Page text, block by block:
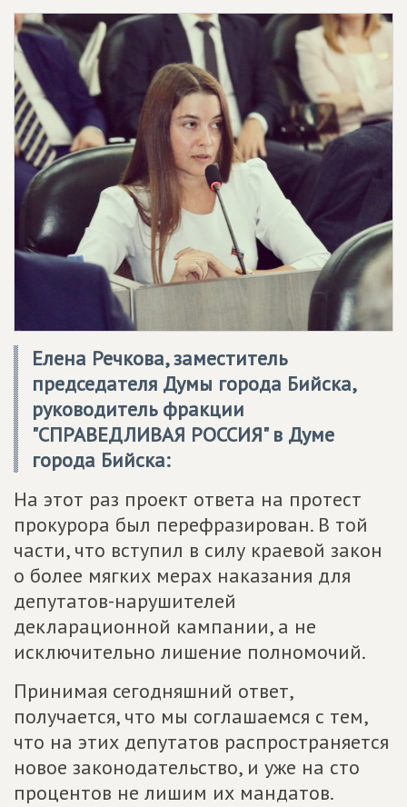
Елена Речкова, заместитель
председателя Думы города Бийска,
руководитель фракции
"СПРАВЕДЛИВАЯ РОССИЯ" в Думе
города Бийска:
На этот раз проект ответа на протест
прокурора был перефразирован. В той
части, что вступил в силу краевой закон
о более мягких мерах наказания для
депутатов-нарушителей
декларационной кампании, а не
исключительно лишение полномочий.
Принимая сегодняшний ответ,
получается, что мы соглашаемся с тем,
что на этих депутатов распространяется
новое законодательство, и уже на сто
процентов не лишим их мандатов.